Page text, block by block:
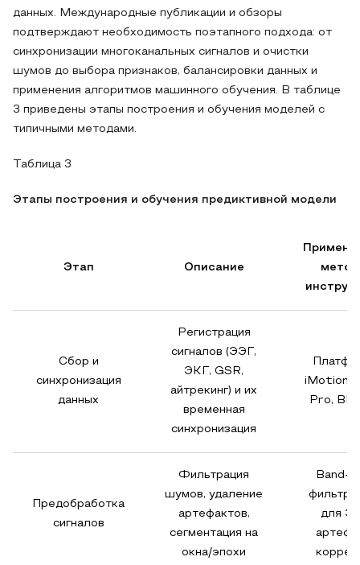
данных. Международные публикации и обзоры
подтверждают необходимость поэтапного подхода: от
синхронизации многоканальных сигналов и очистки
шумов до выбора признаков, балансировки данных и
применения алгоритмов машинного обучения. В таблице
3 приведены этапы построения и обучения моделей с
типичными методами.
Таблица 3
Этапы построения и обучения предиктивной модели
Этап Описание
Сбор и
синхронизация
данных
Регистрация
сигналов (ЭЭГ,
ЭКГ, GSR,
айтрекинг) и их
временная
синхронизация
iMotions,
Pro,
Предобработка
сигналов
Фильтрация
шумов, удаление
артефактов,
сегментация на
окна/эпохи
Band-
для